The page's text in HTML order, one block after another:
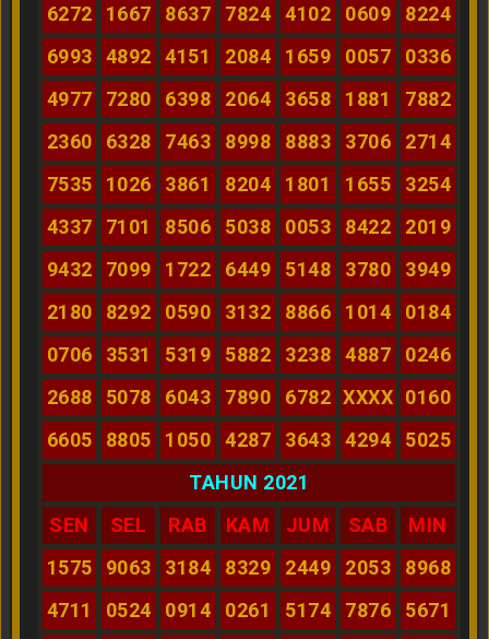
6272
1667 8637 7824 4102 0609
8224
6993
4892 4151 2084 1659 0057
0336
4977
7280 6398 2064 3658 1881
7882
2360
6328 7463 8998 8883 3706
2714
7535
1026 3861 8204 1801 1655
3254
4337
7101 8506 5038 0053 8422
2019
9432
7099 1722 6449 5148 3780
3949
2180
8292 0590 3132 8866 1014
0184
0706
3531 5319 5882 3238 4887
0246
2688
5078 6043 7890 6782 XXXX 0160
6605
8805 1050 4287 3643 4294
5025
TAHUN 2021
SEN
SEL RAB KAM JUM SAB
MIN
1575
9063 3184 8329 2449 2053
8968
4711
0524 0914 0261 5174 7876
5671